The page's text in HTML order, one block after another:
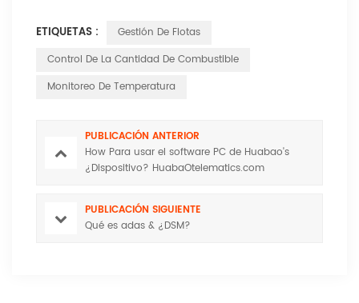
ETIQUETAS :
Gestión De Flotas
Control De La Cantidad De Combustible
Monitoreo De Temperatura
PUBLICACIÓN ANTERIOR
How Para usar el software PC de Huabao's
¿Dispositivo? HuabaOtelematics.com
PUBLICACIÓN SIGUIENTE
Qué es adas & ¿DSM?